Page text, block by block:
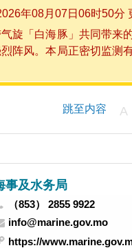
年08月07日06时50分
旋「白海豚」共同带来
阵风。本局正密切监测
跳至内容 A
事及水务局
（853） 2855 9922
info@marine.gov.mo
https://